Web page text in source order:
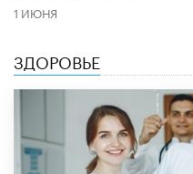
1 ИЮНЯ
ЗДОРОВЬЕ